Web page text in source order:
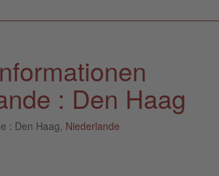
: Den Haag
: Den Haag, Niederlande